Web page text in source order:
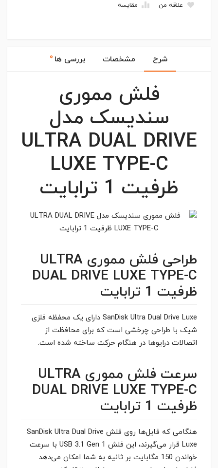
علاقه من مقایسه
شرح مشخصات بررسی ها ۰
فلش مموری
سندیسک مدل
ULTRA DUAL DRIVE
LUXE TYPE-C
ظرفیت 1 ترابایت
طراحی فلش مموری ULTRA
DUAL DRIVE LUXE TYPE-C
ظرفیت 1 ترابایت
SanDisk Ultra Dual Drive Luxe دارای یک محفظه فلزی
شیک با طراحی چرخشی است که برای محافظت از
اتصالات درایوها در هنگام حرکت ساخته شده است.
سرعت فلش مموری ULTRA
DUAL DRIVE LUXE TYPE-C
ظرفیت 1 ترابایت
هنگامی که فایل‌ها روی فلش SanDisk Ultra Dual Drive
Luxe قرار می‌گیرند، این فلش USB 3.1 Gen 1 با سرعت
خواندن 150 مگابایت بر ثانیه به شما امکان می‌دهد